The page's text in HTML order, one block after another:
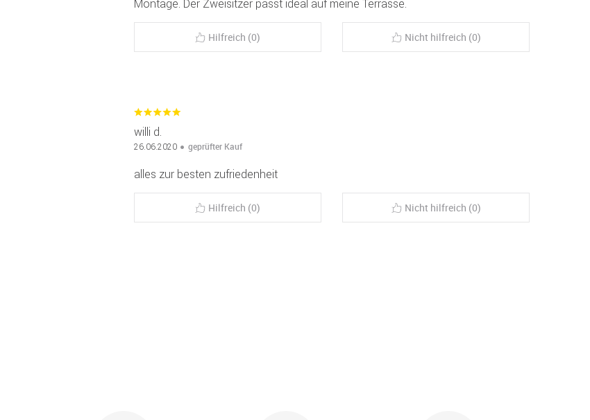
Montage. Der Zweisitzer passt ideal auf meine Terrasse.
Hilfreich (0) Nicht hilfreich (0)
willi d.
26.06.2020 geprüfter Kauf
alles zur besten zufriedenheit
Hilfreich (0) Nicht hilfreich (0)